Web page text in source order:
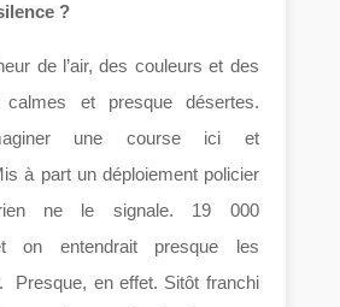
?
de l’air, des couleurs et des
et presque désertes.
une course ici et
à part un déploiement policier
rien ne le signale. 19 000
on entendrait presque les
Presque, en effet. Sitôt franchi